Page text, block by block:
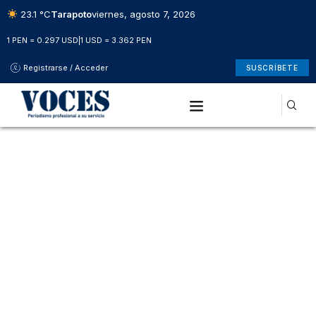
23.1 °CTarapotoviernes, agosto 7, 2026
1 PEN = 0.297 USD 1 USD = 3.362 PEN
Registrarse / Acceder SUSCRÍBETE